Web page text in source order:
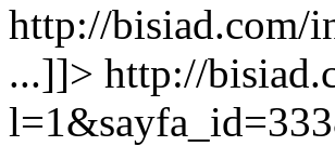
http://bisiad.com/
...]]> http://